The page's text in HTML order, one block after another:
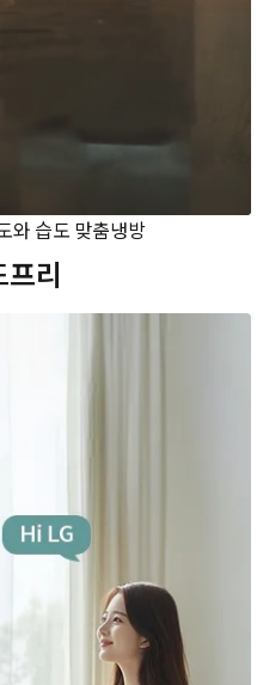
와 습도 맞춤냉방
리